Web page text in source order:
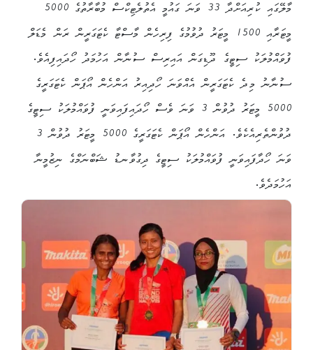
މާލޭގައި ކުރިއަށްދާ 33 ވަނަ ގައުމީ އެތުލެޓިކްސް މުބާރާތުގެ 5000
މީޓަރާއި 1500 މީޓަރު ދުވުމުގެ ފިރިހެން މާސްޓާ ކެޓަގަރީން ރަން މެޑަލް
ފުވައްމުލަކު ސިޓީގެ ދޫޑިގަން އައިރިސް ސުނާން އަހުމަދު ހޯދައިފިއެވެ.
ސުނާނު މިދެ ކެޓަގަރީން އެއްވަނަ ހޯދިއިރު އަންހެން އޯޕަން ކެޓަގަރީގެ
5000 މީޓަރު ދުވުން 3 ވަނަ ވެސް ހޯދައިފައިވަނީ ފުވައްމުލަކު ސިޓީގެ
ދުވުންތެރިއެކެވެ. އަންހެން އޯޕަން ކެޓަގަރީގެ 5000 މީޓަރު ދުވުން 3
ވަނަ ހޯދާފައިވަނީ ފުވައްމުލަކު ސިޓީގެ ދިގުވާނޑު ޝަބްނަމްގެ ނިޒުމީނާ
އަހުމަދެވެ.